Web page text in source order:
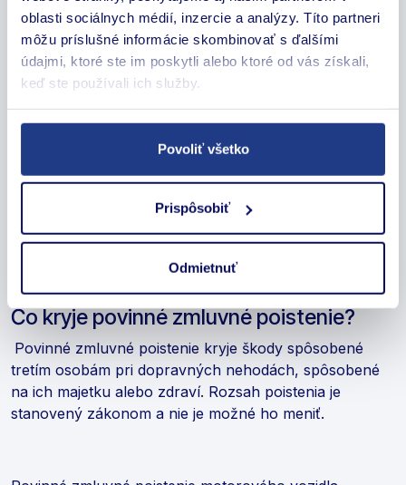
oblasti sociálnych médií, inzercie a analýzy. Títo partneri
môžu príslušné informácie skombinovať s ďalšími
údajmi, ktoré ste im poskytli alebo ktoré od vás získali,
keď ste používali ich služby.
Povoliť všetko
Prispôsobiť
Odmietnuť
jedná o automobil, motocykel alebo prípojné vozidlo
s evidenčným číslom.
Existujú však aj vozidlá bez evidenčného čísla, ktoré sa
pri práci javia ako pracovné stroje, avšak akonáhle
vstúpia do cestnej premávky, PZP je pre nich rovnako
vozíky, poľnohospodárske stroje (traktor, kosačka,
sejačka a podobne) a stavebné stroje (bager, buldozer,
valec a podobne). Ak ste vlastníkom podobného
vozidla, radi Vám pomôžeme s jeho poistením
prostredníctvom našej kalkulačky.
Čo kryje povinné zmluvné poistenie?
Povinné zmluvné poistenie kryje škody spôsobené
tretím osobám pri dopravných nehodách, spôsobené
na ich majetku alebo zdraví. Rozsah poistenia je
stanovený zákonom a nie je možné ho meniť.